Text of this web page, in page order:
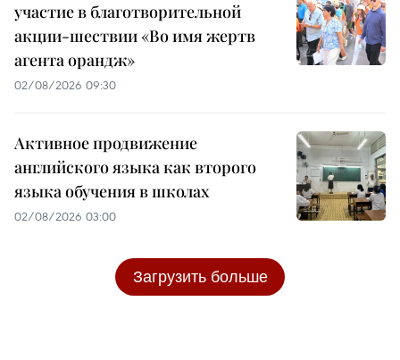
участие в благотворительной
акции-шествии «Во имя жертв
агента орандж»
02/08/2026 09:30
Активное продвижение
английского языка как второго
языка обучения в школах
02/08/2026 03:00
Загрузить больше